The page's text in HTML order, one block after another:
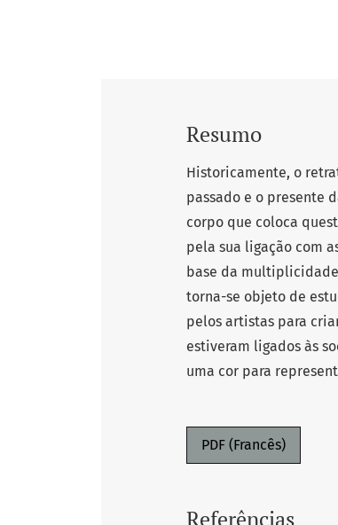
Resumo
Historicamente, o
passado e o presente
corpo que coloca
pela sua ligação com
base da
torna-se objeto de
pelos artistas para
estiveram ligados às
uma cor para
PDF (Francês)
Referências